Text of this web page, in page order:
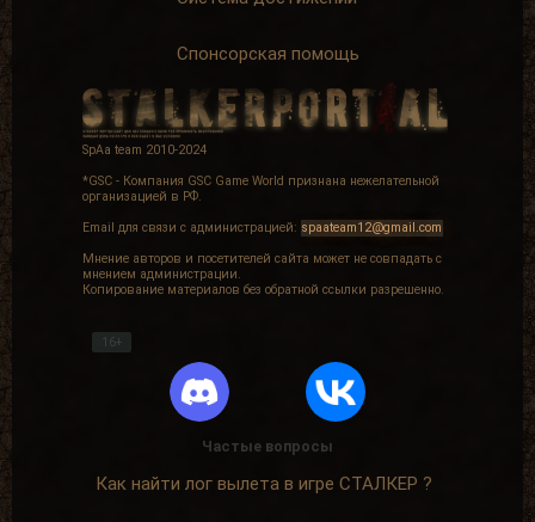
Спонсорская помощь
SpAa team 2010-2024
*GSC - Компания GSC Game World признана нежелательной
организацией в РФ.
Email для связи с администрацией: spaateam12@gmail.com
Мнение авторов и посетителей сайта может не совпадать с
мнением администрации.
Копирование материалов без обратной ссылки разрешенно.
16+
Частые вопросы
Как найти лог вылета в игре СТАЛКЕР ?